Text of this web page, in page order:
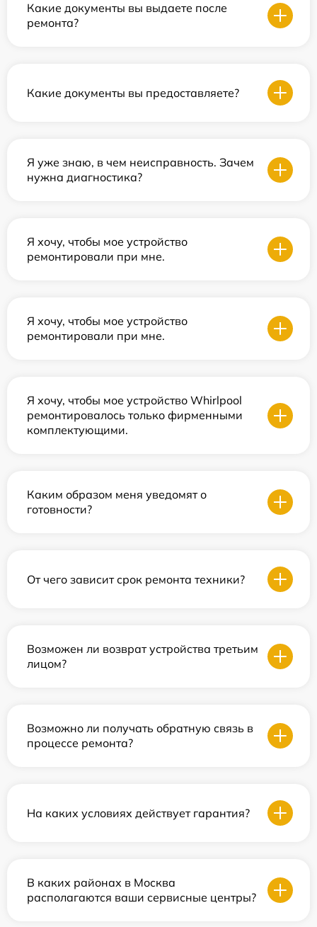
Какие документы вы выдаете после
ремонта?
Какие документы вы предоставляете?
Я уже знаю, в чем неисправность. Зачем
нужна диагностика?
Я хочу, чтобы мое устройство
ремонтировали при мне.
Я хочу, чтобы мое устройство
ремонтировали при мне.
Я хочу, чтобы мое устройство Whirlpool
ремонтировалось только фирменными
комплектующими.
Каким образом меня уведомят о
готовности?
От чего зависит срок ремонта техники?
Возможен ли возврат устройства третьим
лицом?
Возможно ли получать обратную связь в
процессе ремонта?
На каких условиях действует гарантия?
В каких районах в Москва
располагаются ваши сервисные центры?